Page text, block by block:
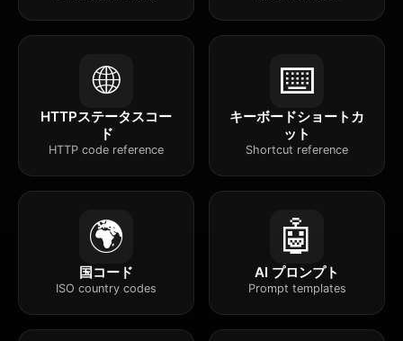
🌐
HTTPステータスコー
ド
HTTP code reference
⌨️
キーボードショートカ
ット
Shortcut reference
🌍
国コード
ISO country codes
🤖
AI プロンプト
Prompt templates